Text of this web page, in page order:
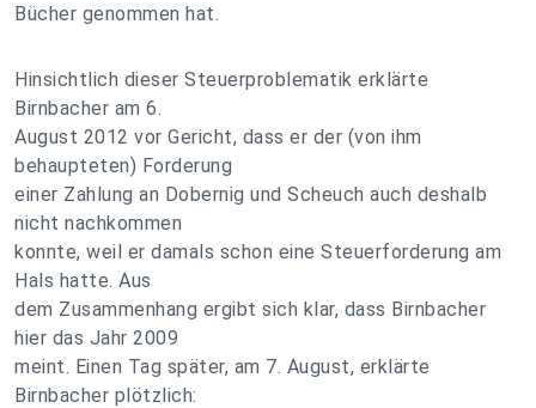
Bücher genommen hat.
Hinsichtlich dieser Steuerproblematik erklärte
Birnbacher am 6.
August 2012 vor Gericht, dass er der (von ihm
behaupteten) Forderung
einer Zahlung an Dobernig und Scheuch auch deshalb
nicht nachkommen
konnte, weil er damals schon eine Steuerforderung am
Hals hatte. Aus
dem Zusammenhang ergibt sich klar, dass Birnbacher
hier das Jahr 2009
meint. Einen Tag später, am 7. August, erklärte
Birnbacher plötzlich: